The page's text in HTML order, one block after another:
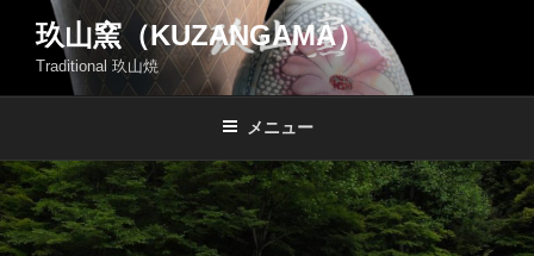
ン
ス
キ
ッ
玖山窯（KUZANGAMA）
Traditional 玖山焼
メニュー